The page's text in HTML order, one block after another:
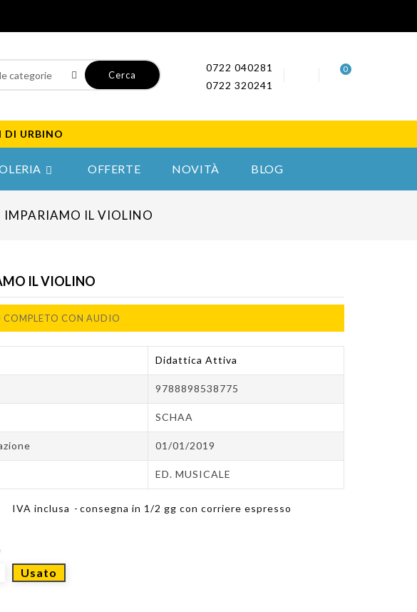
Cerca
0
0722 040281
0722 320241
DI URBINO
 OFFERTE NOVITÀ BLOG
IMPARIAMO IL VIOLINO
IL VIOLINO
COMPLETO CON AUDIO
Didattica Attiva
9788898538775
SCHAA
01/01/2019
ED. MUSICALE
IVA inclusa consegna in 1/2 gg con corriere espresso
Usato